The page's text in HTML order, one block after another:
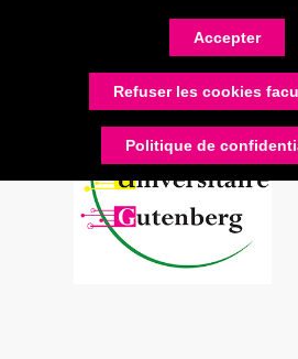
Accepter
Refuser les cookies
Politique de